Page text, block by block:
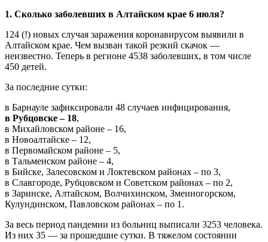
1. Сколько заболевших в Алтайском крае 6 июля?
124 (!) новых случая заражения коронавирусом выявили в
Алтайском крае. Чем вызван такой резкий скачок —
неизвестно. Теперь в регионе 4538 заболевших, в том числе
450 детей.
За последние сутки:
в Барнауле зафиксировали 48 случаев инфицирования,
в Рубцовске – 18,
в Михайловском районе – 16,
в Новоалтайске – 12,
в Первомайском районе – 5,
в Тальменском районе – 4,
в Бийске, Залесовском и Локтевском районах – по 3,
в Славгороде, Рубцовском и Советском районах – по 2,
в Заринске, Алтайском, Волчихинском, Змеиногорском,
Кулундинском, Павловском районах – по 1.
За весь период пандемии из больниц выписали 3253 человека.
Из них 35 — за прошедшие сутки. В тяжелом состоянии